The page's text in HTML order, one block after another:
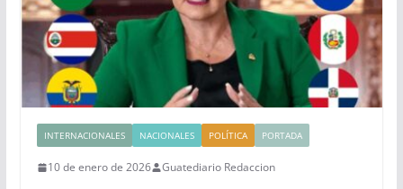
INTERNACIONALES NACIONALES POLÍTICA PORTADA
10 de enero de 2026 Guatediario Redaccion